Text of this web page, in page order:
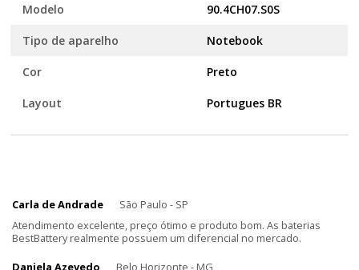
Modelo 90.4CH07.S0S
Tipo de aparelho Notebook
Cor Preto
Layout Portugues BR
Carla de Andrade
São Paulo - SP
Atendimento excelente, preço ótimo e produto bom. As baterias
BestBattery realmente possuem um diferencial no mercado.
Daniela Azevedo
Belo Horizonte - MG